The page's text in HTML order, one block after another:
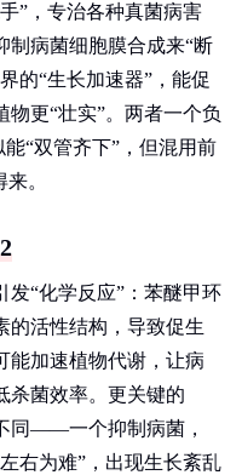
”，专治各种真菌病害
制病菌细胞膜合成来“断
的“生长加速器”，能促
更“壮实”。两者一个负
“双管齐下”，但混用前
。
发“化学反应”：苯醚甲环
的活性结构，导致促生
能加速植物代谢，让病
杀菌效率。更关键的
同——一个抑制病菌，
右为难”，出现生长紊乱